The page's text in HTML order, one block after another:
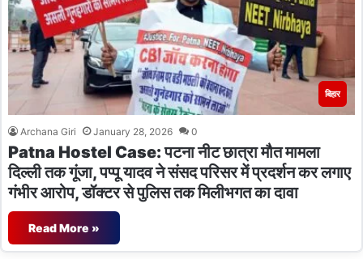
बिहार
Archana Giri January 28, 2026 0
Patna Hostel Case: पटना नीट छात्रा मौत मामला
दिल्ली तक गूंजा, पप्पू यादव ने संसद परिसर में प्रदर्शन कर लगाए
गंभीर आरोप, डॉक्टर से पुलिस तक मिलीभगत का दावा
Read More »